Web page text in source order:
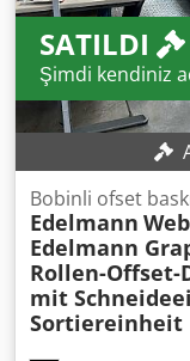
SATILDI
Şimdi kendiniz
Bobinli ofset
Edelmann
Edelmann
Rollen-Offset-
mit
Sortiereinheit